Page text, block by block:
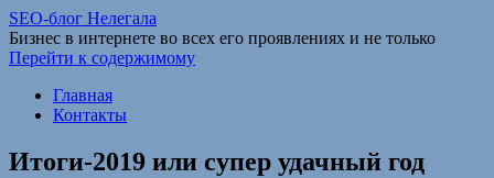
SEO-блог Нелегала
Бизнес в интернете во всех его проявлениях и не только
Перейти к содержимому
Главная
Контакты
Итоги-2019 или супер удачный год